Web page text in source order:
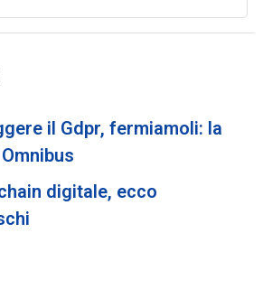
il Gdpr, fermiamoli: la
digitale, ecco